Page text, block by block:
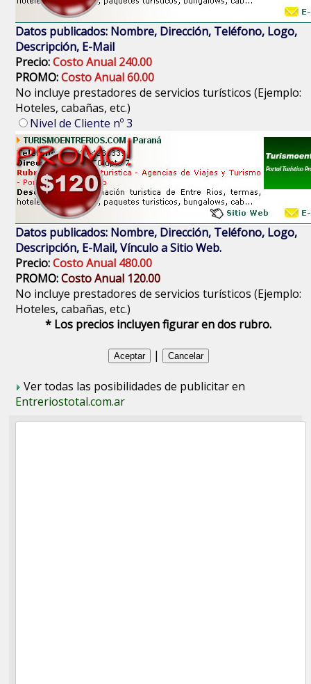
Datos publicados: Nombre, Dirección, Teléfono, Logo,
Descripción, E-Mail
Precio:Costo Anual 240.00
PROMO:Costo Anual 60.00
No incluye prestadores de servicios turísticos (Ejemplo:
Hoteles, cabañas, etc.)
Nivel de Cliente nº 3
Datos publicados: Nombre, Dirección, Teléfono, Logo,
Descripción, E-Mail, Vínculo a Sitio Web.
Precio:Costo Anual 480.00
PROMO:Costo Anual 120.00
No incluye prestadores de servicios turísticos (Ejemplo:
Hoteles, cabañas, etc.)
* Los precios incluyen figurar en dos rubro.
|
Ver todas las posibilidades de publicitar en
Entreriostotal.com.ar